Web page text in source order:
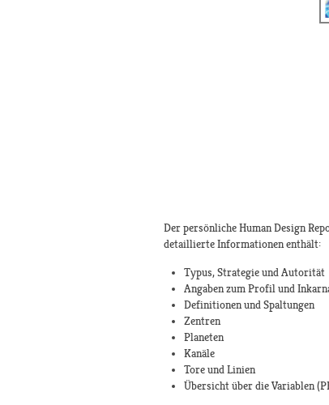
Der persönliche Human Design
detaillierte Informationen enthält:
Typus, Strategie und Autorität
Angaben zum Profil und
Definitionen und Spaltungen
Zentren
Planeten
Kanäle
Tore und Linien
Übersicht über die Variablen